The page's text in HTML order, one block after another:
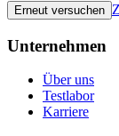
Erneut versuchen
Unternehmen
Über uns
Testlabor
Karriere